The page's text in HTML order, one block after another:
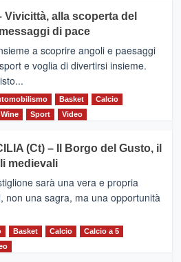
Vivicittà, alla scoperta del
di pace
a scoprire angoli e paesaggi
e voglia di divertirsi insieme.
Basket
Calcio
Sport Video
(Ct) – Il Borgo del Gusto, il
medievali
sarà una vera e propria
non una sagra, ma una opportunità
Basket Calcio
Calcio a 5